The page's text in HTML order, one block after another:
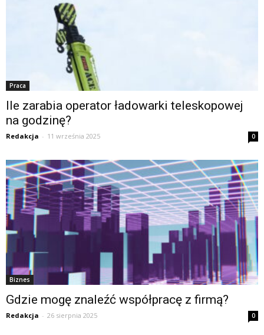
Praca
Ile zarabia operator ładowarki teleskopowej
na godzinę?
Redakcja - 11 września 2025 0
Biznes
Gdzie mogę znaleźć współpracę z firmą?
Redakcja - 26 sierpnia 2025 0